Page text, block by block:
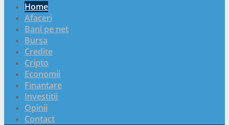
Home
Afaceri
Bani pe net
Bursa
Credite
Cripto
Economii
Finantare
Investitii
Opinii
Contact